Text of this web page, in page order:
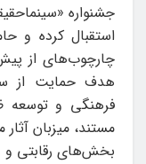
جشنواره
استقبال کرده و
چارچوب‌های از
هدف حمایت از
فرهنگی و توسعه
مستند، میزبان
بخش‌های رقابتی و